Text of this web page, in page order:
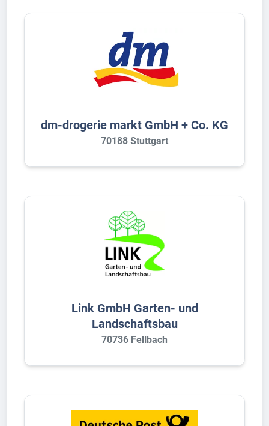
dm-drogerie markt GmbH + Co. KG
70188 Stuttgart
Link GmbH Garten- und
Landschaftsbau
70736 Fellbach